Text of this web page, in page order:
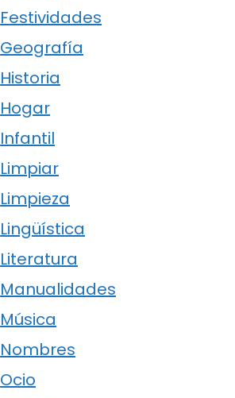
Festividades
Geografía
Historia
Hogar
Infantil
Limpiar
Limpieza
Lingüística
Literatura
Manualidades
Música
Nombres
Ocio